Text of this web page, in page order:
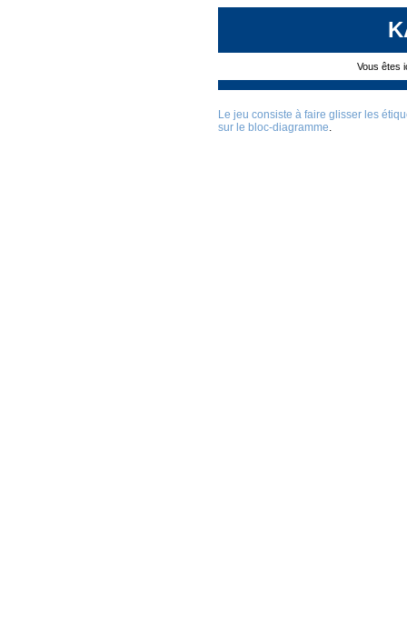
Vous êtes
Le jeu consiste à faire glisser les
sur le bloc-diagramme.